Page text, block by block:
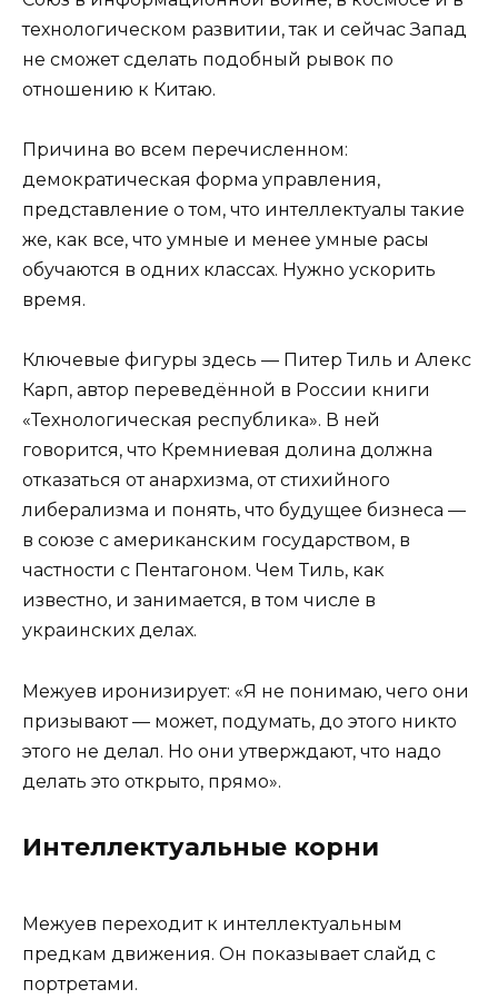
технологическом развитии, так и сейчас Запад
не сможет сделать подобный рывок по
отношению к Китаю.
Причина во всем перечисленном:
демократическая форма управления,
представление о том, что интеллектуалы такие
же, как все, что умные и менее умные расы
обучаются в одних классах. Нужно ускорить
время.
Ключевые фигуры здесь — Питер Тиль и Алекс
Карп, автор переведённой в России книги
«Технологическая республика». В ней
говорится, что Кремниевая долина должна
отказаться от анархизма, от стихийного
либерализма и понять, что будущее бизнеса —
в союзе с американским государством, в
частности с Пентагоном. Чем Тиль, как
известно, и занимается, в том числе в
украинских делах.
Межуев иронизирует: «Я не понимаю, чего они
призывают — может, подумать, до этого никто
этого не делал. Но они утверждают, что надо
делать это открыто, прямо».
Интеллектуальные корни
Межуев переходит к интеллектуальным
предкам движения. Он показывает слайд с
портретами.